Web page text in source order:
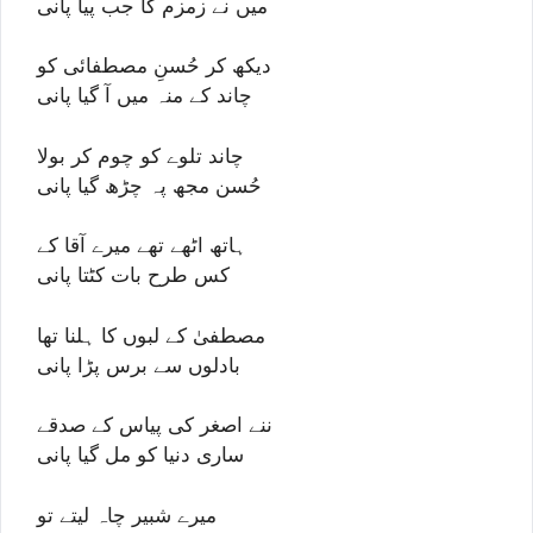
میں نے زمزم کا جب پیا پانی
دیکھ کر حُسنِ مصطفائی کو
چاند کے منہ میں آ گیا پانی
چاند تلوے کو چوم کر بولا
حُسن مجھ پہ چڑھ گیا پانی
ہاتھ اٹھے تھے میرے آقا کے
کس طرح بات کٹتا پانی
مصطفیٰ کے لبوں کا ہلنا تھا
بادلوں سے برس پڑا پانی
ننے اصغر کی پیاس کے صدقے
ساری دنیا کو مل گیا پانی
میرے شبیر چاہ لیتے تو